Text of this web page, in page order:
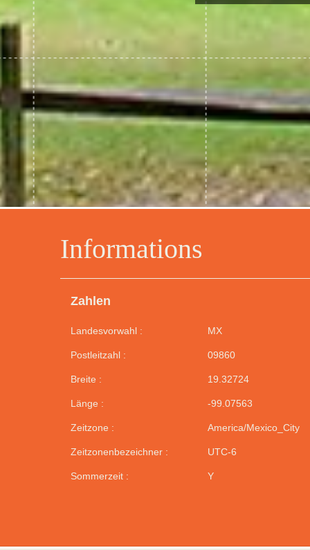
Informations
Zahlen
Landesvorwahl : MX
Postleitzahl : 09860
Breite : 19.32724
Länge : -99.07563
Zeitzone : America/Mexico_City
Zeitzonenbezeichner : UTC-6
Sommerzeit : Y